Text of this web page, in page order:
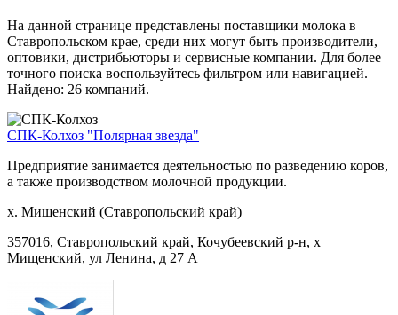
На данной странице представлены поставщики молока в
Ставропольском крае, среди них могут быть производители,
оптовики, дистрибьюторы и сервисные компании. Для более
точного поиска воспользуйтесь фильтром или навигацией.
Найдено: 26 компаний.
СПК-Колхоз "Полярная звезда"
Предприятие занимается деятельностью по разведению коров,
а также производством молочной продукции.
х. Мищенский (Ставропольский край)
357016, Ставропольский край, Кочубеевский р-н, х
Мищенский, ул Ленина, д 27 А